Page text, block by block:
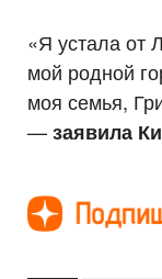
«Я устала от
мой родной
моя семья,
—заявила